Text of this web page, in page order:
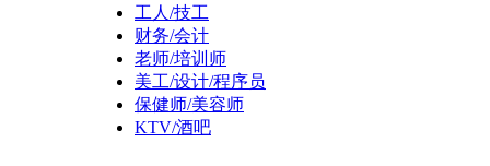
工人/技工
财务/会计
老师/培训师
美工/设计/程序员
保健师/美容师
KTV/酒吧